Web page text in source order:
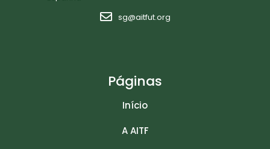
sg@aitfut.org
Páginas
Início
A AITF